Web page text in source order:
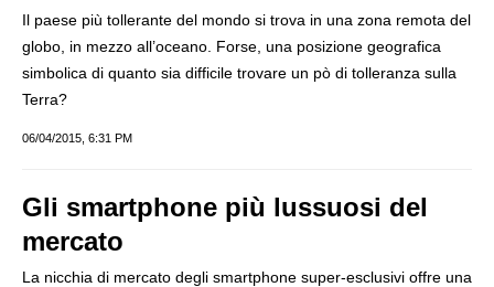
Il paese più tollerante del mondo si trova in una zona remota del
globo, in mezzo all’oceano. Forse, una posizione geografica
simbolica di quanto sia difficile trovare un pò di tolleranza sulla
Terra?
06/04/2015, 6:31 PM
Gli smartphone più lussuosi del
mercato
La nicchia di mercato degli smartphone super-esclusivi offre una